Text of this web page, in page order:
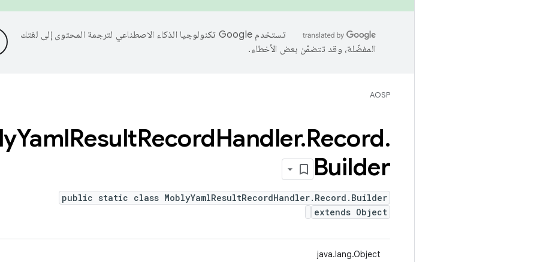
تستخدم Google تكنولوجيا الذكاء الاصطناعي لترجمة المحتوى إلى لغتك
المفضّلة، وقد تتضمّن بعض الأخطاء.
AOSP
YamlResultRecordHandler.Record.
Builder
public static class MoblyYamlResultRecordHandler.Record.Builder
extends Object
java.lang.Object